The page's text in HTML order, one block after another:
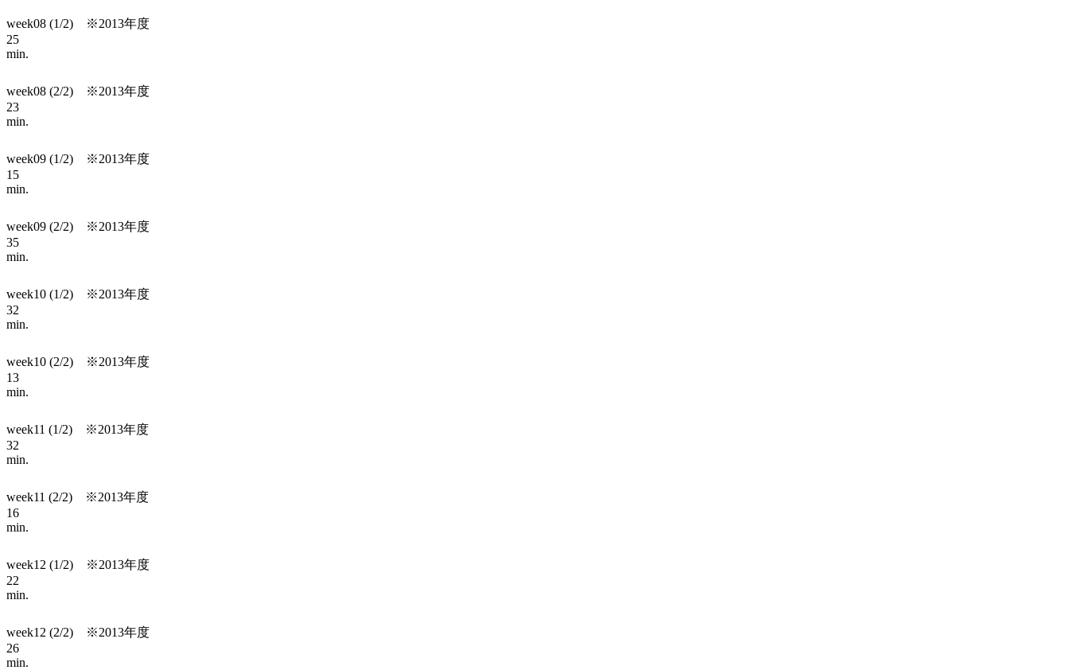
week08 (1/2) ※2013年度
25
min.
week08 (2/2) ※2013年度
23
min.
week09 (1/2) ※2013年度
15
min.
week09 (2/2) ※2013年度
35
min.
week10 (1/2) ※2013年度
32
min.
week10 (2/2) ※2013年度
13
min.
week11 (1/2) ※2013年度
32
min.
week11 (2/2) ※2013年度
16
min.
week12 (1/2) ※2013年度
22
min.
week12 (2/2) ※2013年度
26
min.